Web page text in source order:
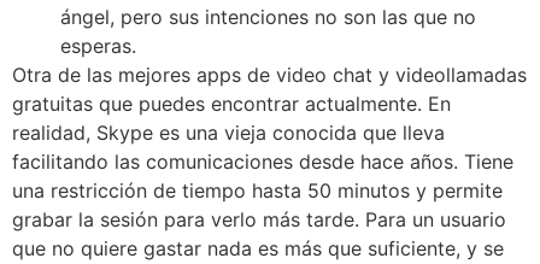
ángel, pero sus intenciones no son las que no
esperas.
Otra de las mejores apps de video chat y videollamadas
gratuitas que puedes encontrar actualmente. En
realidad, Skype es una vieja conocida que lleva
facilitando las comunicaciones desde hace años. Tiene
una restricción de tiempo hasta 50 minutos y permite
grabar la sesión para verlo más tarde. Para un usuario
que no quiere gastar nada es más que suficiente, y se